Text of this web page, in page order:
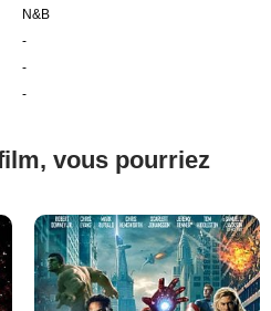
N&B
-
-
-
vous pourriez